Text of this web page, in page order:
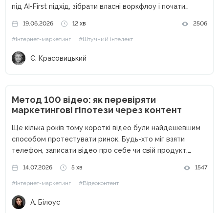
під AI-First підхід, зібрати власні воркфлоу і почати
задач. За останні два роки штучний інтелект перестав
бути просто помічником. Для...
19.06.2026 12 хв 2506
#Інтернет-маркетинг #Штучний інтелект
Є. Красовицький
Метод 100 відео: як перевіряти
маркетингові гіпотези через контент
Ще кілька років тому короткі відео були найдешевшим
способом протестувати ринок. Будь-хто міг взяти
телефон, записати відео про себе чи свій продукт,
перших клієнтів. Сьогодні ситуація кардинально
змінилася. Кількість контенту зросла в рази,...
14.07.2026 5 хв 1547
#Інтернет-маркетинг #Відеоконтент
А. Білоус